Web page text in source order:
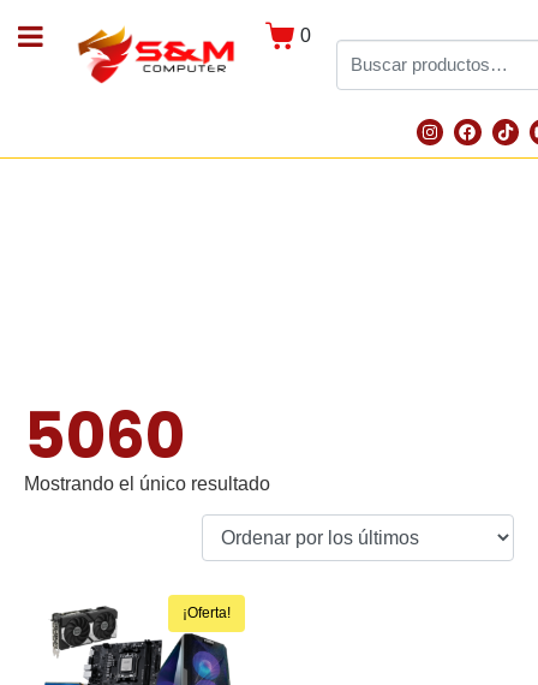
0
5060
Mostrando el único resultado
¡Oferta!